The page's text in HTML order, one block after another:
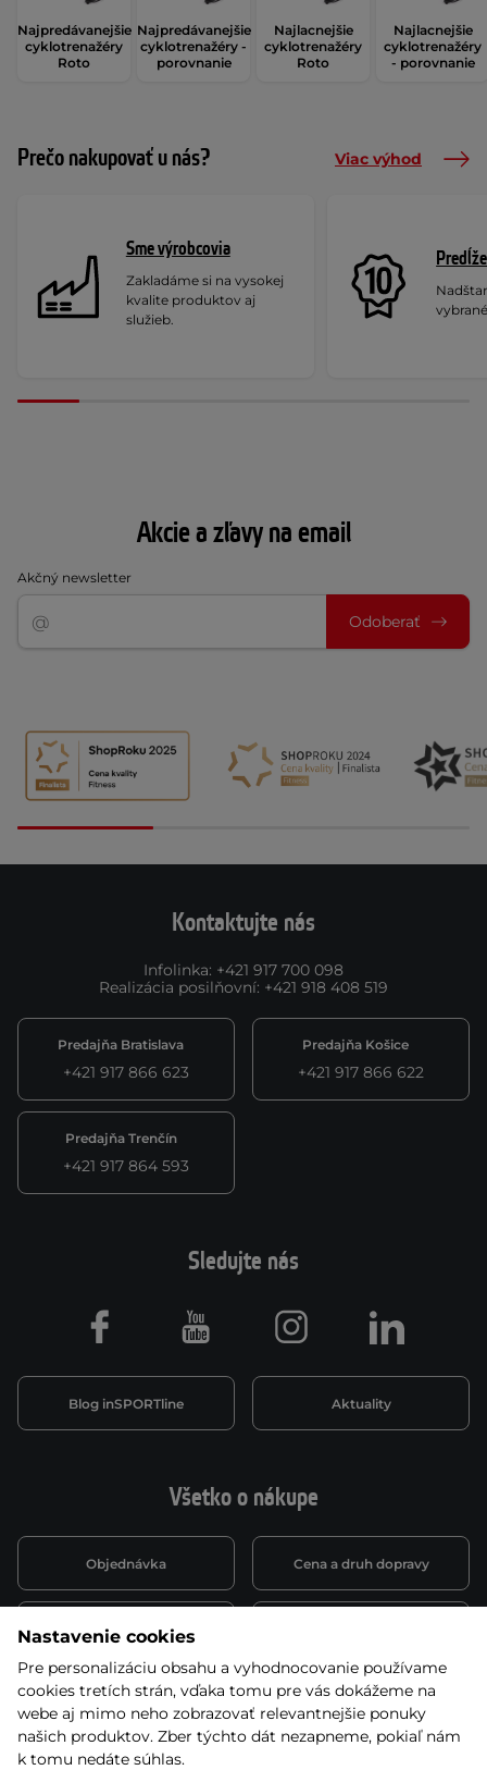
Najpredávanejšie
cyklotrenažéry
Roto
Najpredávanejšie
cyklotrenažéry -
porovnanie
Najlacnejšie
cyklotrenažéry
Roto
Najlacnejšie
cyklotrenažéry
- porovnanie
Prečo nakupovať u nás? Viac výhod
Sme výrobcovia
Zakladáme si na vysokej
kvalite produktov aj
služieb.
Akcie a zľavy na email
Akčný newsletter
Odoberať
Kontaktujte nás
Infolinka: +421 917 700 098
Realizácia posilňovní: +421 918 408 519
Predajňa Bratislava
+421 917 866 623
Predajňa Košice
+421 917 866 622
Predajňa Trenčín
+421 917 864 593
Všetko o nákupe
Objednávka Cena a druh dopravy
Spôsob platby
Montáž a servis Reklamácie a záruka
Kariéra
Sledujte nás
Blog inSPORTline Aktuality
Facebook Youtube Instagram LinkedIn
Nastavenie cookies
Pre personalizáciu obsahu a vyhodnocovanie používame
cookies tretích strán, vďaka tomu pre vás dokážeme na
webe aj mimo neho zobrazovať relevantnejšie ponuky
našich produktov. Zber týchto dát nezapneme, pokiaľ nám
k tomu nedáte súhlas.